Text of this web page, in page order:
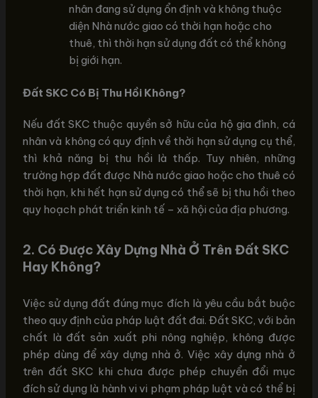
nhân đang sử dụng ổn định và không thuộc
diện Nhà nước giao có thời hạn hoặc cho
thuê, thì thời hạn sử dụng đất có thể không
bị giới hạn.
Đất SKC Có Bị Thu Hồi Không?
Nếu đất SKC thuộc quyền sở hữu của hộ gia đình, cá
nhân và không có quy định về thời hạn sử dụng cụ thể,
thì khả năng bị thu hồi là thấp. Tuy nhiên, những
trường hợp đất được Nhà nước giao hoặc cho thuê có
thời hạn, khi hết hạn sử dụng có thể sẽ bị thu hồi theo
quy hoạch phát triển kinh tế – xã hội của địa phương.
2. Có Được Xây Dựng Nhà Ở Trên Đất SKC
Hay Không?
Việc sử dụng đất đúng mục đích là yêu cầu bắt buộc
theo quy định của pháp luật đất đai. Đất SKC, với bản
chất là đất sản xuất phi nông nghiệp, không được
phép dùng để xây dựng nhà ở. Việc xây dựng nhà ở
trên đất SKC khi chưa được phép chuyển đổi mục
đích sử dụng là hành vi vi phạm pháp luật và có thể bị